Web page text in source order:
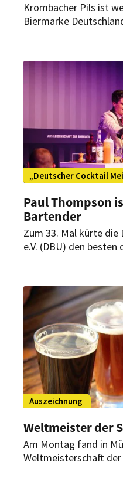
Krombacher Pils ist
Biermarke
Hause als auch in der
liebsten ein
„Deutscher Cocktail
Paul Thompson
Bartender
Zum 33. Mal kürte die
e.V. (DBU) den
Cocktail
25 Teilnehmer aus 12
kämpften um den
Meister 2017“.
Auszeichnung
Weltmeister der
Am Montag fand in
Weltmeisterschaft